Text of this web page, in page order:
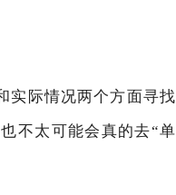
实际情况两个方面寻找
不太可能会真的去“单